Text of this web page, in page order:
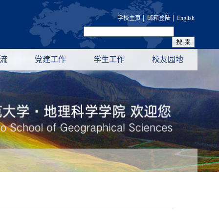
学校主页| 邮箱登陆 | English
党建工作 学生工作 校友园地